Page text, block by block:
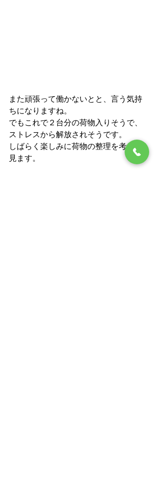
また頑張って働かないとと、言う気持
ちになりますね。
でもこれで２台分の荷物入りそうで、
ストレスから解放されそうです。
しばらく楽しみに荷物の整理を考えて
見ます。